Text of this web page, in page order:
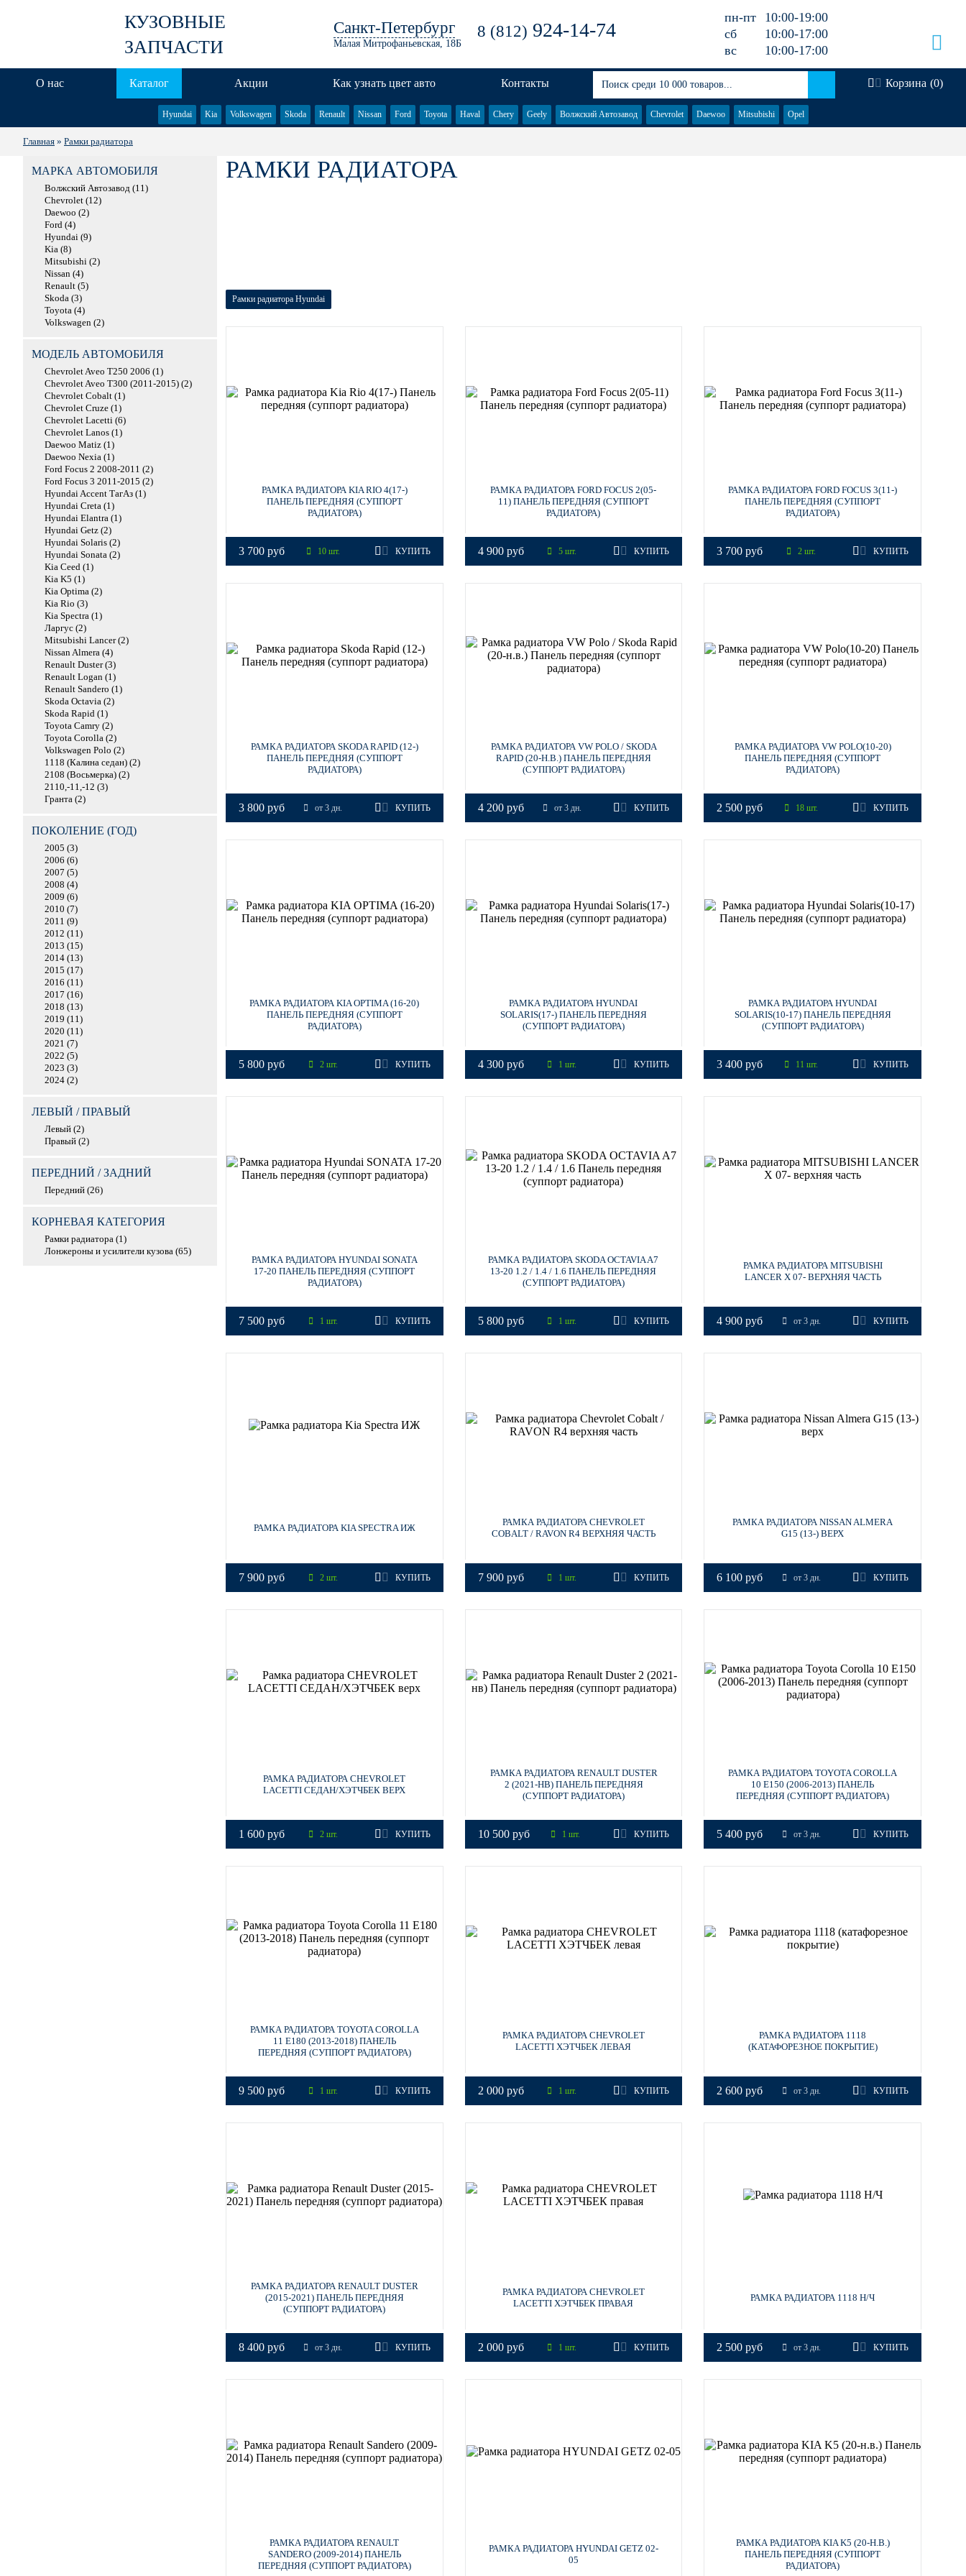
КУЗОВНЫЕ
ЗАПЧАСТИ
Санкт-Петербург
Малая Митрофаньевская, 18Б
8 (812) 924-14-74
пн-пт 10:00-19:00
сб
10:00-17:00
вс
10:00-17:00
О нас Каталог Акции Как узнать цвет авто Контакты Корзина (0)
Hyundai Kia Volkswagen Skoda Renault Nissan Ford Toyota Haval Chery Geely Волжский Автозавод Chevrolet Daewoo Mitsubishi Opel
Главная » Рамки радиатора
МАРКА АВТОМОБИЛЯ
Волжский Автозавод (11)
Chevrolet (12)
Daewoo (2)
Ford (4)
Hyundai (9)
Kia (8)
Mitsubishi (2)
Nissan (4)
Renault (5)
Skoda (3)
Toyota (4)
Volkswagen (2)
МОДЕЛЬ АВТОМОБИЛЯ
Chevrolet Aveo T250 2006 (1)
Chevrolet Aveo T300 (2011-2015) (2)
Chevrolet Cobalt (1)
Chevrolet Cruze (1)
Chevrolet Lacetti (6)
Chevrolet Lanos (1)
Daewoo Matiz (1)
Daewoo Nexia (1)
Ford Focus 2 2008-2011 (2)
Ford Focus 3 2011-2015 (2)
Hyundai Accent ТагАз (1)
Hyundai Creta (1)
Hyundai Elantra (1)
Hyundai Getz (2)
Hyundai Solaris (2)
Hyundai Sonata (2)
Kia Ceed (1)
Kia K5 (1)
Kia Optima (2)
Kia Rio (3)
Kia Spectra (1)
Ларгус (2)
Mitsubishi Lancer (2)
Nissan Almera (4)
Renault Duster (3)
Renault Logan (1)
Renault Sandero (1)
Skoda Octavia (2)
Skoda Rapid (1)
Toyota Camry (2)
Toyota Corolla (2)
Volkswagen Polo (2)
1118 (Калина седан) (2)
2108 (Восьмерка) (2)
2110,-11,-12 (3)
Гранта (2)
ПОКОЛЕНИЕ (ГОД)
2005 (3)
2006 (6)
2007 (5)
2008 (4)
2009 (6)
2010 (7)
2011 (9)
2012 (11)
2013 (15)
2014 (13)
2015 (17)
2016 (11)
2017 (16)
2018 (13)
2019 (11)
2020 (11)
2021 (7)
2022 (5)
2023 (3)
2024 (2)
ЛЕВЫЙ / ПРАВЫЙ
Левый (2)
Правый (2)
ПЕРЕДНИЙ / ЗАДНИЙ
Передний (26)
КОРНЕВАЯ КАТЕГОРИЯ
Рамки радиатора (1)
Лонжероны и усилители кузова (65)
РАМКИ РАДИАТОРА
Рамки радиатора Hyundai
РАМКА РАДИАТОРА KIA RIO 4(17-)
ПАНЕЛЬ ПЕРЕДНЯЯ (СУППОРТ
РАДИАТОРА)
3 700 руб 10 шт. КУПИТЬ
РАМКА РАДИАТОРА FORD FOCUS 2(05-
11) ПАНЕЛЬ ПЕРЕДНЯЯ (СУППОРТ
РАДИАТОРА)
4 900 руб 5 шт. КУПИТЬ
РАМКА РАДИАТОРА FORD FOCUS 3(11-)
ПАНЕЛЬ ПЕРЕДНЯЯ (СУППОРТ
РАДИАТОРА)
3 700 руб 2 шт. КУПИТЬ
РАМКА РАДИАТОРА SKODA RAPID (12-)
ПАНЕЛЬ ПЕРЕДНЯЯ (СУППОРТ
РАДИАТОРА)
3 800 руб от 3 дн. КУПИТЬ
РАМКА РАДИАТОРА VW POLO / SKODA
RAPID (20-Н.В.) ПАНЕЛЬ ПЕРЕДНЯЯ
(СУППОРТ РАДИАТОРА)
4 200 руб от 3 дн. КУПИТЬ
РАМКА РАДИАТОРА VW POLO(10-20)
ПАНЕЛЬ ПЕРЕДНЯЯ (СУППОРТ
РАДИАТОРА)
2 500 руб 18 шт. КУПИТЬ
РАМКА РАДИАТОРА KIA OPTIMA (16-20)
ПАНЕЛЬ ПЕРЕДНЯЯ (СУППОРТ
РАДИАТОРА)
5 800 руб 2 шт. КУПИТЬ
РАМКА РАДИАТОРА HYUNDAI
SOLARIS(17-) ПАНЕЛЬ ПЕРЕДНЯЯ
(СУППОРТ РАДИАТОРА)
4 300 руб 1 шт. КУПИТЬ
РАМКА РАДИАТОРА HYUNDAI
SOLARIS(10-17) ПАНЕЛЬ ПЕРЕДНЯЯ
(СУППОРТ РАДИАТОРА)
3 400 руб 11 шт. КУПИТЬ
РАМКА РАДИАТОРА HYUNDAI SONATA
17-20 ПАНЕЛЬ ПЕРЕДНЯЯ (СУППОРТ
РАДИАТОРА)
7 500 руб 1 шт. КУПИТЬ
РАМКА РАДИАТОРА SKODA OCTAVIA A7
13-20 1.2 / 1.4 / 1.6 ПАНЕЛЬ ПЕРЕДНЯЯ
(СУППОРТ РАДИАТОРА)
5 800 руб 1 шт. КУПИТЬ
РАМКА РАДИАТОРА MITSUBISHI
LANCER X 07- ВЕРХНЯЯ ЧАСТЬ
4 900 руб от 3 дн. КУПИТЬ
РАМКА РАДИАТОРА KIA SPECTRA ИЖ
7 900 руб 2 шт. КУПИТЬ
РАМКА РАДИАТОРА CHEVROLET
COBALT / RAVON R4 ВЕРХНЯЯ ЧАСТЬ
7 900 руб 1 шт. КУПИТЬ
РАМКА РАДИАТОРА NISSAN ALMERA
G15 (13-) ВЕРХ
6 100 руб от 3 дн. КУПИТЬ
РАМКА РАДИАТОРА CHEVROLET
LACETTI СЕДАН/ХЭТЧБЕК ВЕРХ
1 600 руб 2 шт. КУПИТЬ
РАМКА РАДИАТОРА RENAULT DUSTER
2 (2021-НВ) ПАНЕЛЬ ПЕРЕДНЯЯ
(СУППОРТ РАДИАТОРА)
10 500 руб 1 шт. КУПИТЬ
РАМКА РАДИАТОРА TOYOTA COROLLA
10 E150 (2006-2013) ПАНЕЛЬ
ПЕРЕДНЯЯ (СУППОРТ РАДИАТОРА)
5 400 руб от 3 дн. КУПИТЬ
РАМКА РАДИАТОРА TOYOTA COROLLA
11 E180 (2013-2018) ПАНЕЛЬ
ПЕРЕДНЯЯ (СУППОРТ РАДИАТОРА)
9 500 руб 1 шт. КУПИТЬ
РАМКА РАДИАТОРА CHEVROLET
LACETTI ХЭТЧБЕК ЛЕВАЯ
2 000 руб 1 шт. КУПИТЬ
РАМКА РАДИАТОРА 1118
(КАТАФОРЕЗНОЕ ПОКРЫТИЕ)
2 600 руб от 3 дн. КУПИТЬ
РАМКА РАДИАТОРА RENAULT DUSTER
(2015-2021) ПАНЕЛЬ ПЕРЕДНЯЯ
(СУППОРТ РАДИАТОРА)
8 400 руб от 3 дн. КУПИТЬ
РАМКА РАДИАТОРА CHEVROLET
LACETTI ХЭТЧБЕК ПРАВАЯ
2 000 руб 1 шт. КУПИТЬ
РАМКА РАДИАТОРА 1118 Н/Ч
2 500 руб от 3 дн. КУПИТЬ
РАМКА РАДИАТОРА RENAULT
SANDERO (2009-2014) ПАНЕЛЬ
ПЕРЕДНЯЯ (СУППОРТ РАДИАТОРА)
РАМКА РАДИАТОРА HYUNDAI GETZ 02-
05
РАМКА РАДИАТОРА KIA K5 (20-Н.В.)
ПАНЕЛЬ ПЕРЕДНЯЯ (СУППОРТ
РАДИАТОРА)